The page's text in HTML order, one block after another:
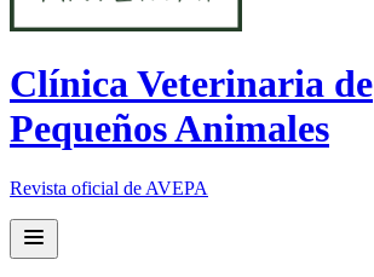
Clínica Veterinaria de
Pequeños Animales
Revista oficial de AVEPA
Open main menu